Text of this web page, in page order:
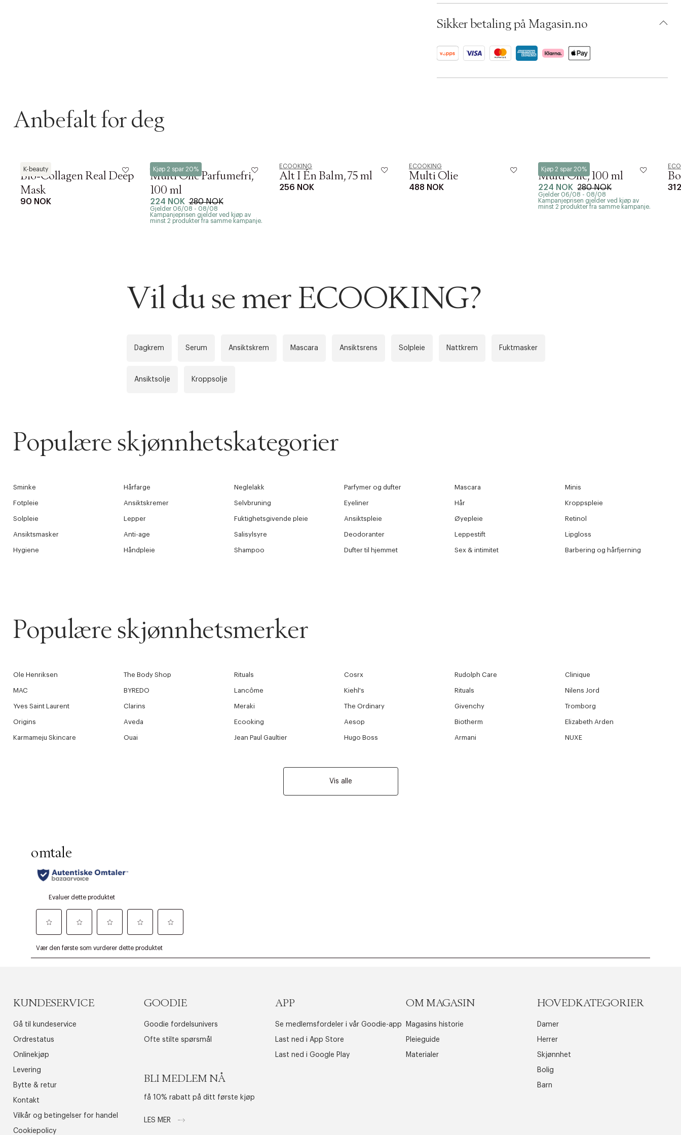
Sikker betaling på Magasin.no
Anbefalt for deg
K-beauty
Biodance
Bio-Collagen Real Deep
Mask
90 NOK
Kjøp 2 spar 20%
ECOOKING
Multi Olie Parfumefri,
100 ml
224 NOK 280 NOK
Gjelder 06/08 - 08/08
Kampanjeprisen gjelder ved kjøp av
minst 2 produkter fra samme kampanje.
ECOOKING
Alt I Én Balm, 75 ml
256 NOK
ECOOKING
Multi Olie
488 NOK
Kjøp 2 spar 20%
ECOOKING
Multi Olie, 100 ml
224 NOK 280 NOK
Gjelder 06/08 - 08/08
Kampanjeprisen gjelder ved kjøp av
minst 2 produkter fra samme kampanje.
Vil du se mer ECOOKING?
Dagkrem Serum Ansiktskrem Mascara Ansiktsrens Solpleie Nattkrem Fuktmasker
Ansiktsolje Kroppsolje
Populære skjønnhetskategorier
Sminke Hårfarge Neglelakk Parfymer og dufter Mascara Minis
Fotpleie Ansiktskremer Selvbruning Eyeliner Hår Kroppspleie
Solpleie Lepper Fuktighetsgivende pleie Ansiktspleie Øyepleie Retinol
Ansiktsmasker Anti-age Salisylsyre Deodoranter Leppestift Lipgloss
Hygiene Håndpleie Shampoo Dufter til hjemmet Sex & intimitet Barbering og hårfjerning
Populære skjønnhetsmerker
Ole Henriksen The Body Shop Rituals Cosrx Rudolph Care Clinique
MAC BYREDO Lancôme Kiehl's Rituals Nilens Jord
Yves Saint Laurent Clarins Meraki The Ordinary Givenchy Tromborg
Origins Aveda Ecooking Aesop Biotherm Elizabeth Arden
Karmameju Skincare Ouai Jean Paul Gaultier Hugo Boss Armani NUXE
Vis alle
30 dagers returrett
Få 10% på ditt første kjøp som medlem
KUNDESERVICE
Gå til kundeservice
Ordrestatus
Onlinekjøp
Levering
Bytte & retur
Kontakt
Vilkår og betingelser for handel
Cookiepolicy
GOODIE
Goodie fordelsunivers
Ofte stilte spørsmål
BLI MEDLEM NÅ
få 10% rabatt på ditt første kjøp
LES MER
APP
Se medlemsfordeler i vår Goodie-app
Last ned i App Store
Last ned i Google Play
OM MAGASIN
Magasins historie
Pleieguide
Materialer
HOVEDKATEGORIER
Damer
Herrer
Skjønnhet
Bolig
Barn
TILFØY NYTT ØNSKE